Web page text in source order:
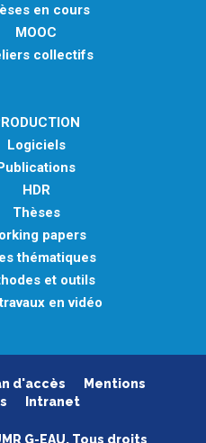
en cours
MOOC
collectifs
Logiciels
HDR
Thèses
papers
thématiques
et outils
en vidéo
d'accès
Mentions
Intranet
G-EAU. Tous droits